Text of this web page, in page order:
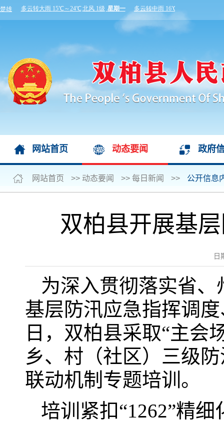
网站首页 动态要闻 政府
网站首页 >> 动态要闻 >> 每日新闻 >> 公开信息
双柏县开展基
日
为深入贯彻落实省
基层防汛应急指挥调
日，双柏县采取“主会
乡、村（社区）三级
联动机制专题培训。
培训紧扣“1262”精